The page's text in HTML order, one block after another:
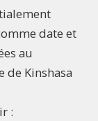
date et
au
de Kinshasa
: